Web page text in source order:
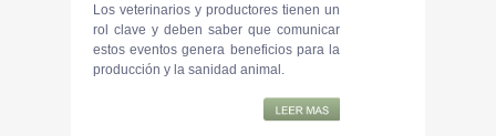
Los veterinarios y productores tienen un
rol clave y deben saber que comunicar
estos eventos genera beneficios para la
producción y la sanidad animal.